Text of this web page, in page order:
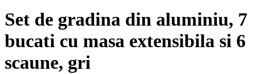
Set de gradina din aluminiu, 7
bucati cu masa extensibila si 6
scaune, gri